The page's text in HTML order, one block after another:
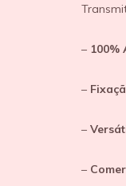
– 100%
–
–
–